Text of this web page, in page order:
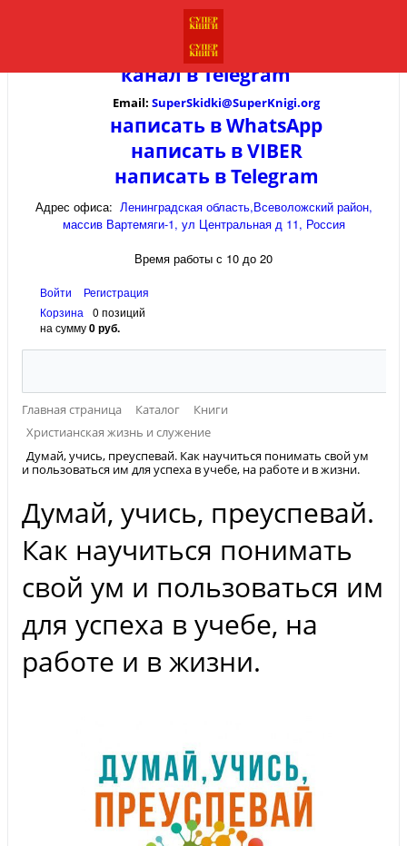
канал вTelegram
Email: SuperSkidki@SuperKnigi.org
написать в WhatsApp
написать в VIBER
написать в Telegram
Адрес офиса: Ленинградская область,Всеволожский район,
массив Вартемяги-1, ул Центральная д 11, Россия
Время работы с 10 до 20
Войти
Регистрация
Корзина
0 позиций
на сумму0 руб.
Главная страница Каталог
Книги
Христианская жизнь и служение
Думай, учись, преуспевай. Как научиться понимать свой ум
и пользоваться им для успеха в учебе, на работе и в жизни.
Думай, учись, преуспевай.
Как научиться понимать
свой ум и пользоваться им
для успеха в учебе, на
работе и в жизни.